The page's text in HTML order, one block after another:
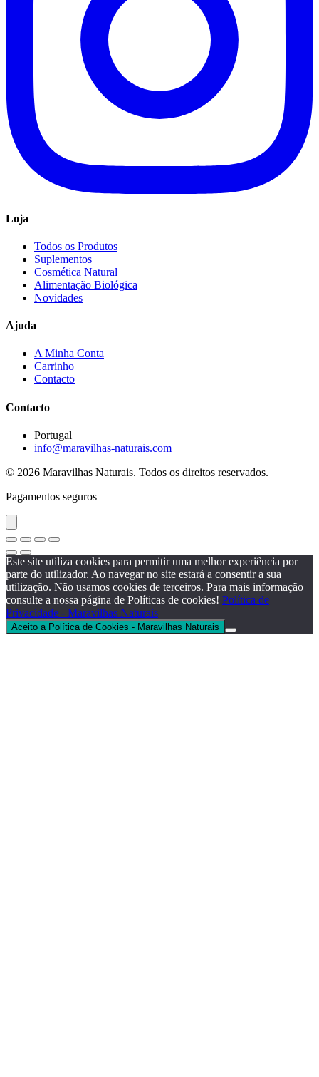
Loja
Todos os Produtos
Suplementos
Cosmética Natural
Alimentação Biológica
Novidades
Ajuda
A Minha Conta
Carrinho
Contacto
Contacto
Portugal
info@maravilhas-naturais.com
© 2026 Maravilhas Naturais. Todos os direitos reservados.
Pagamentos seguros
Este site utiliza cookies para permitir uma melhor experiência por
parte do utilizador. Ao navegar no site estará a consentir a sua
utilização. Não usamos cookies de terceiros. Para mais informação
consulte a nossa página de Políticas de cookies! Política de
Privacidade - Maravilhas Naturais
Aceito a Política de Cookies - Maravilhas Naturais